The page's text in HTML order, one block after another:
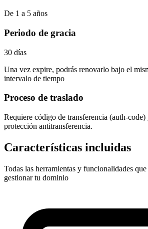
De 1 a 5 años
Periodo de gracia
30 días
Una vez expire, podrás renovarlo bajo el
intervalo de tiempo
Proceso de traslado
Requiere código de transferencia (auth-code)
protección antitransferencia.
Características incluidas
Todas las herramientas y funcionalidades que
gestionar tu dominio